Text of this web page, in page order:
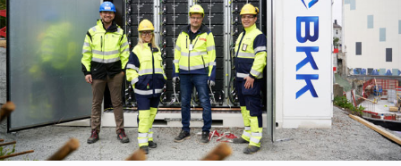
Tips oss
Ledige stillinger
eBlad